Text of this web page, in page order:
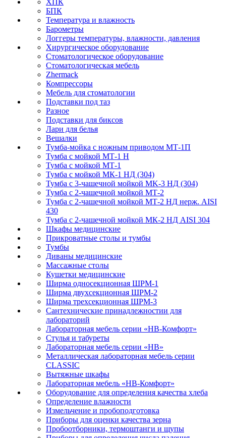
ХПК
БПК
Температура и влажность
Барометры
Логгеры температуры, влажности, давления
Хирургическое оборудование
Стоматологическое оборудование
Стоматологическая мебель
Zhermack
Компрессоры
Мебель для стоматологии
Подставки под таз
Разное
Подставки для биксов
Лари для белья
Вешалки
Тумба-мойка с ножным приводом МТ-1П
Тумба с мойкой МТ-1 Н
Тумба с мойкой МТ-1
Тумба с мойкой МК-1 НД (304)
Тумба с 3-чашечной мойкой МK-3 НД (304)
Тумба с 2-чашечной мойкой МТ-2
Тумба с 2-чашечной мойкой МТ-2 НД нерж. AISI
430
Тумба с 2-чашечной мойкой МК-2 НД AISI 304
Шкафы медицинские
Прикроватные столы и тумбы
Тумбы
Диваны медицинские
Массажные столы
Кушетки медицинские
Ширма односекционная ШРМ-1
Ширма двухсекционная ШРМ-2
Ширма трехсекционная ШРМ-3
Сантехнические принадлежностии для
лабораторий
Лабораторная мебель серии «НВ-Комфорт»
Стулья и табуреты
Лабораторная мебель серии «НВ»
Металлическая лабораторная мебель серии
CLASSIC
Вытяжные шкафы
Лабораторная мебель «НВ-Комфорт»
Оборудование для определения качества хлеба
Определение влажности
Измельчение и пробоподготовка
Приборы для оценки качества зерна
Пробоотборники, термоштанги и щупы